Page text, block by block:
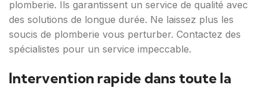
plomberie. Ils garantissent un service de qualité avec
des solutions de longue durée. Ne laissez plus les
soucis de plomberie vous perturber. Contactez des
spécialistes pour un service impeccable.
Intervention rapide dans toute la